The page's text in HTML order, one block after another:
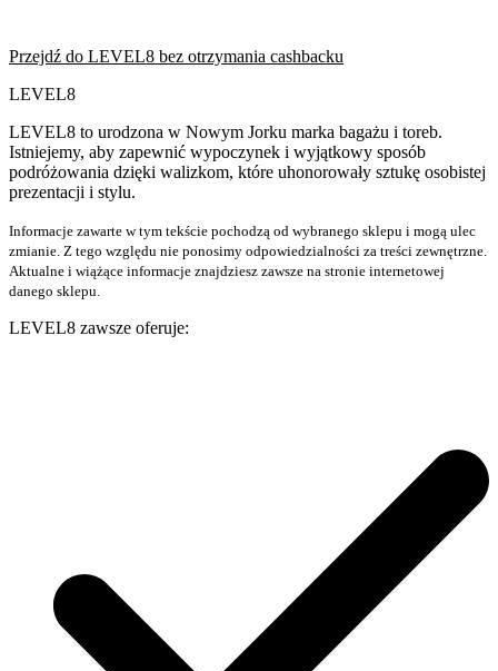
Przejdź do LEVEL8 bez otrzymania cashbacku
LEVEL8
LEVEL8 to urodzona w Nowym Jorku marka bagażu i toreb.
Istniejemy, aby zapewnić wypoczynek i wyjątkowy sposób
podróżowania dzięki walizkom, które uhonorowały sztukę osobistej
prezentacji i stylu.
Informacje zawarte w tym tekście pochodzą od wybranego sklepu i mogą ulec
zmianie. Z tego względu nie ponosimy odpowiedzialności za treści zewnętrzne.
Aktualne i wiążące informacje znajdziesz zawsze na stronie internetowej
danego sklepu.
LEVEL8 zawsze oferuje: